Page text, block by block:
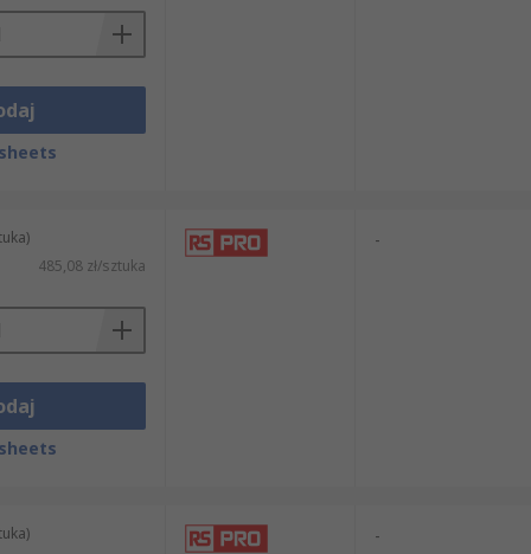
485,08 zł/sztuka
-
-